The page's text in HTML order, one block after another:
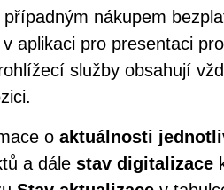
případným nákupem
aplikaci pro presentaci
služby obsahují
o aktuálnosti
a dále stav digitalizace